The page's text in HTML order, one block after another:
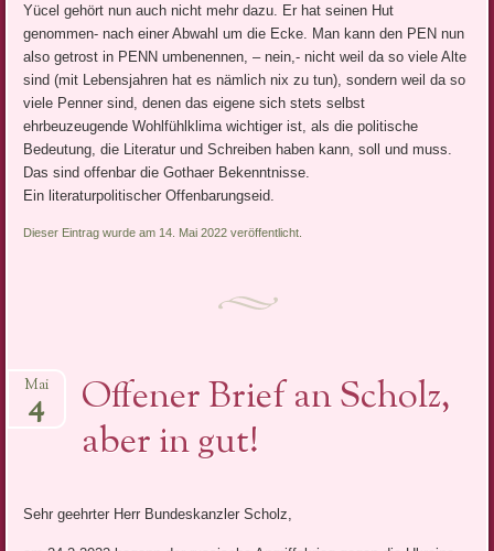
Yücel gehört nun auch nicht mehr dazu. Er hat seinen Hut
genommen- nach einer Abwahl um die Ecke. Man kann den PEN nun
also getrost in PENN umbenennen, – nein,- nicht weil da so viele Alte
sind (mit Lebensjahren hat es nämlich nix zu tun), sondern weil da so
viele Penner sind, denen das eigene sich stets selbst
ehrbeuzeugende Wohlfühlklima wichtiger ist, als die politische
Bedeutung, die Literatur und Schreiben haben kann, soll und muss.
Das sind offenbar die Gothaer Bekenntnisse.
Ein literaturpolitischer Offenbarungseid.
Dieser Eintrag wurde am 14. Mai 2022 veröffentlicht.
Offener Brief an Scholz,
aber in gut!
Mai
4
Sehr geehrter Herr Bundeskanzler Scholz,